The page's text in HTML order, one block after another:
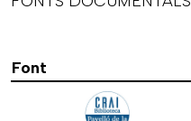
Font